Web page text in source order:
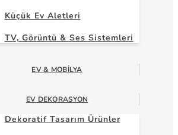
Küçük Ev Aletleri
TV, Görüntü & Ses Sistemleri
EV & MOBILYA
EV DEKORASYON
Dekoratif Tasarım Ürünler